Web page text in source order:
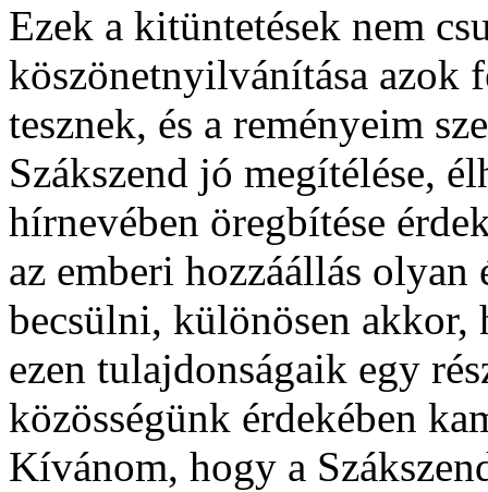
Ezek a kitüntetések nem
köszönetnyilvánítása azok
tesznek, és a reményeim
Szákszend jó megítélése,
hírnevében öregbítése
az emberi hozzáállás
becsülni, különösen
ezen tulajdonságaik egy
közösségünk érdekében
Kívánom, hogy a